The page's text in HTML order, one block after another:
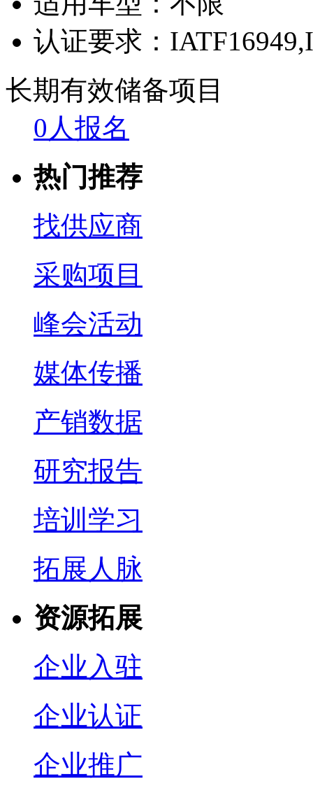
认证要求：
长期有效储备项目
0人报名
热门推荐
找供应商
采购项目
峰会活动
媒体传播
产销数据
研究报告
培训学习
拓展人脉
资源拓展
企业入驻
企业认证
企业推广